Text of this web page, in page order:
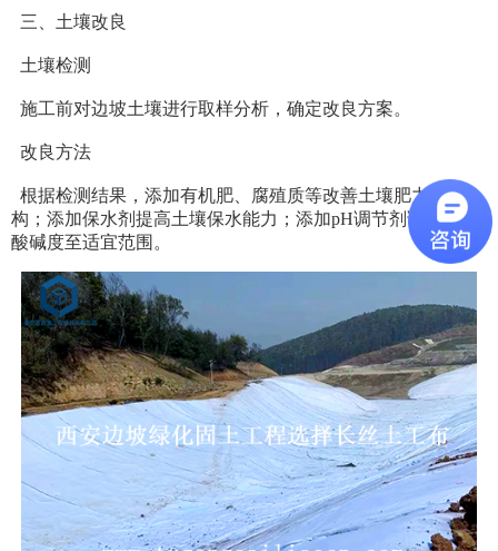
三、土壤改良
土壤检测
施工前对边坡土壤进行取样分析，确定改良方案。
改良方法
根据检测结果，添加有机肥、腐殖质等改善土壤肥力和结
构；添加保水剂提高土壤保水能力；添加pH调节剂调整土壤
酸碱度至适宜范围。